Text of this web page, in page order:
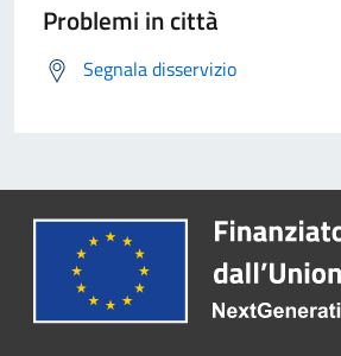
Problemi in città
Segnala disservizio